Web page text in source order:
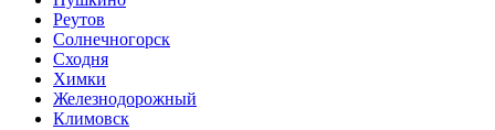
Реутов
Солнечногорск
Сходня
Химки
Железнодорожный
Климовск